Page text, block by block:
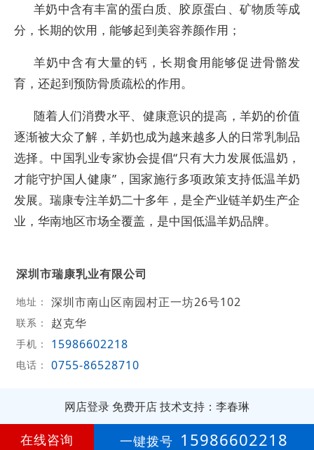
羊奶中含有丰富的蛋白质、胶原蛋白、矿物质等成
分，长期的饮用，能够起到美容养颜作用；
羊奶中含有大量的钙，长期食用能够促进骨骼发
育，还起到预防骨质疏松的作用。
随着人们消费水平、健康意识的提高，羊奶的价值
逐渐被大众了解，羊奶也成为越来越多人的日常乳制品
选择。中国乳业专家协会提倡“只有大力发展低温奶，
才能守护国人健康”，国家施行多项政策支持低温羊奶
发展。瑞康专注羊奶二十多年，是全产业链羊奶生产企
业，华南地区市场全覆盖，是中国低温羊奶品牌。
深圳市瑞康乳业有限公司
地址： 深圳市南山区南园村正一坊26号102
联系： 赵克华
手机： 15986602218
电话： 0755-86528710
网店登录 免费开店技术支持：李春琳
第12年
在线咨询 一键拨号 15986602218